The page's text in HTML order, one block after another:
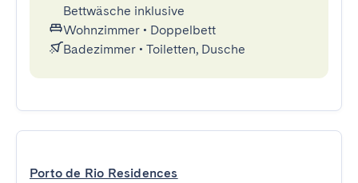
Bettwäsche inklusive
Wohnzimmer • Doppelbett
Badezimmer • Toiletten, Dusche
Porto de Rio Residences